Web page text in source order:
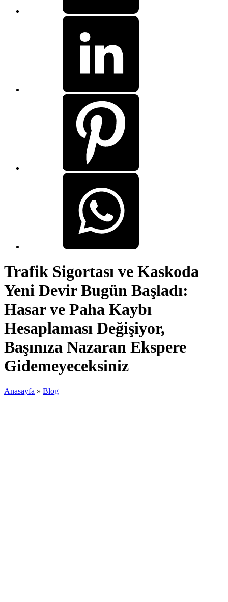
Trafik Sigortası ve Kaskoda
Yeni Devir Bugün Başladı:
Hasar ve Paha Kaybı
Hesaplaması Değişiyor,
Başınıza Nazaran Ekspere
Gidemeyeceksiniz
Anasayfa » Blog